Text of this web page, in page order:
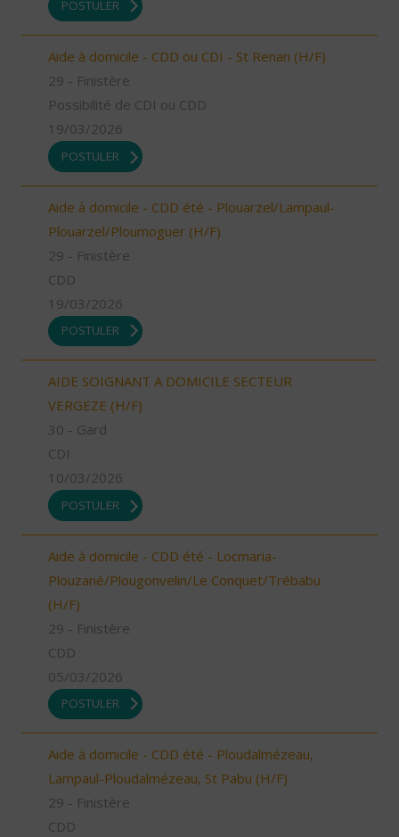
POSTULER
Aide à domicile - CDD ou CDI - St Renan (H/F)
29 - Finistère
Possibilité de CDI ou CDD
19/03/2026
POSTULER
Aide à domicile - CDD été - Plouarzel/Lampaul-
Plouarzel/Ploumoguer (H/F)
29 - Finistère
CDD
19/03/2026
POSTULER
AIDE SOIGNANT A DOMICILE SECTEUR
VERGEZE (H/F)
30 - Gard
CDI
10/03/2026
POSTULER
Aide à domicile - CDD été - Locmaria-
Plouzané/Plougonvelin/Le Conquet/Trébabu
(H/F)
29 - Finistère
CDD
05/03/2026
POSTULER
Aide à domicile - CDD été - Ploudalmézeau,
Lampaul-Ploudalmézeau, St Pabu (H/F)
29 - Finistère
CDD